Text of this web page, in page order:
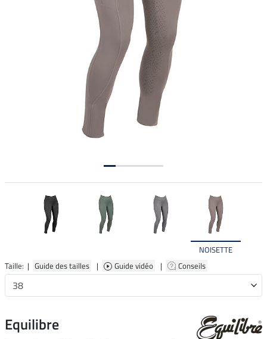
NOISETTE
Taille: | Guide des tailles | Guide vidéo | Conseils
Equilibre